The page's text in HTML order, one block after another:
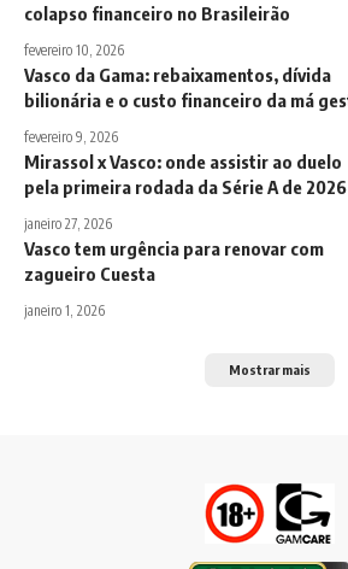
colapso financeiro no Brasileirão
fevereiro 10, 2026
Vasco da Gama: rebaixamentos, dívida
bilionária e o custo financeiro da má
fevereiro 9, 2026
Mirassol x Vasco: onde assistir ao duelo
pela primeira rodada da Série A de 2026
janeiro 27, 2026
Vasco tem urgência para renovar com
zagueiro Cuesta
janeiro 1, 2026
Mostrar mais